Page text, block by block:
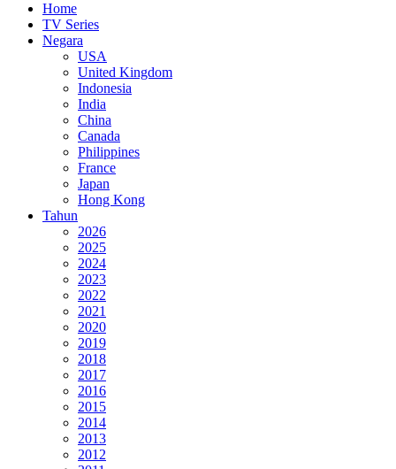
Home
TV Series
Negara
USA
United Kingdom
Indonesia
India
China
Canada
Philippines
France
Japan
Hong Kong
Tahun
2026
2025
2024
2023
2022
2021
2020
2019
2018
2017
2016
2015
2014
2013
2012